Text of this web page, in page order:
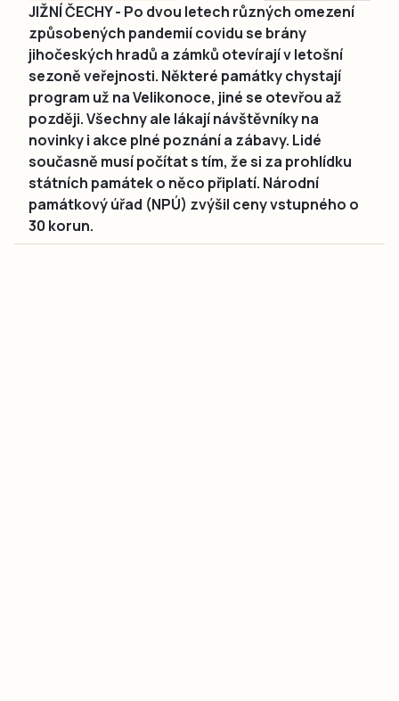
JIŽNÍ ČECHY - Po dvou letech různých omezení
způsobených pandemií covidu se brány
jihočeských hradů a zámků otevírají v letošní
sezoně veřejnosti. Některé památky chystají
program už na Velikonoce, jiné se otevřou až
později. Všechny ale lákají návštěvníky na
novinky i akce plné poznání a zábavy. Lidé
současně musí počítat s tím, že si za prohlídku
státních památek o něco připlatí. Národní
památkový úřad (NPÚ) zvýšil ceny vstupného o
30 korun.